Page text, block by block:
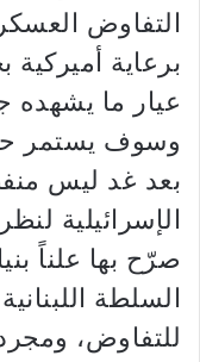
التفاوض
برعاية أميركية
عيار ما يشهده
وسوف يستمر
بعد غد ليس
الإسرائيلية
صرّح بها علناً
السلطة
للتفاوض،